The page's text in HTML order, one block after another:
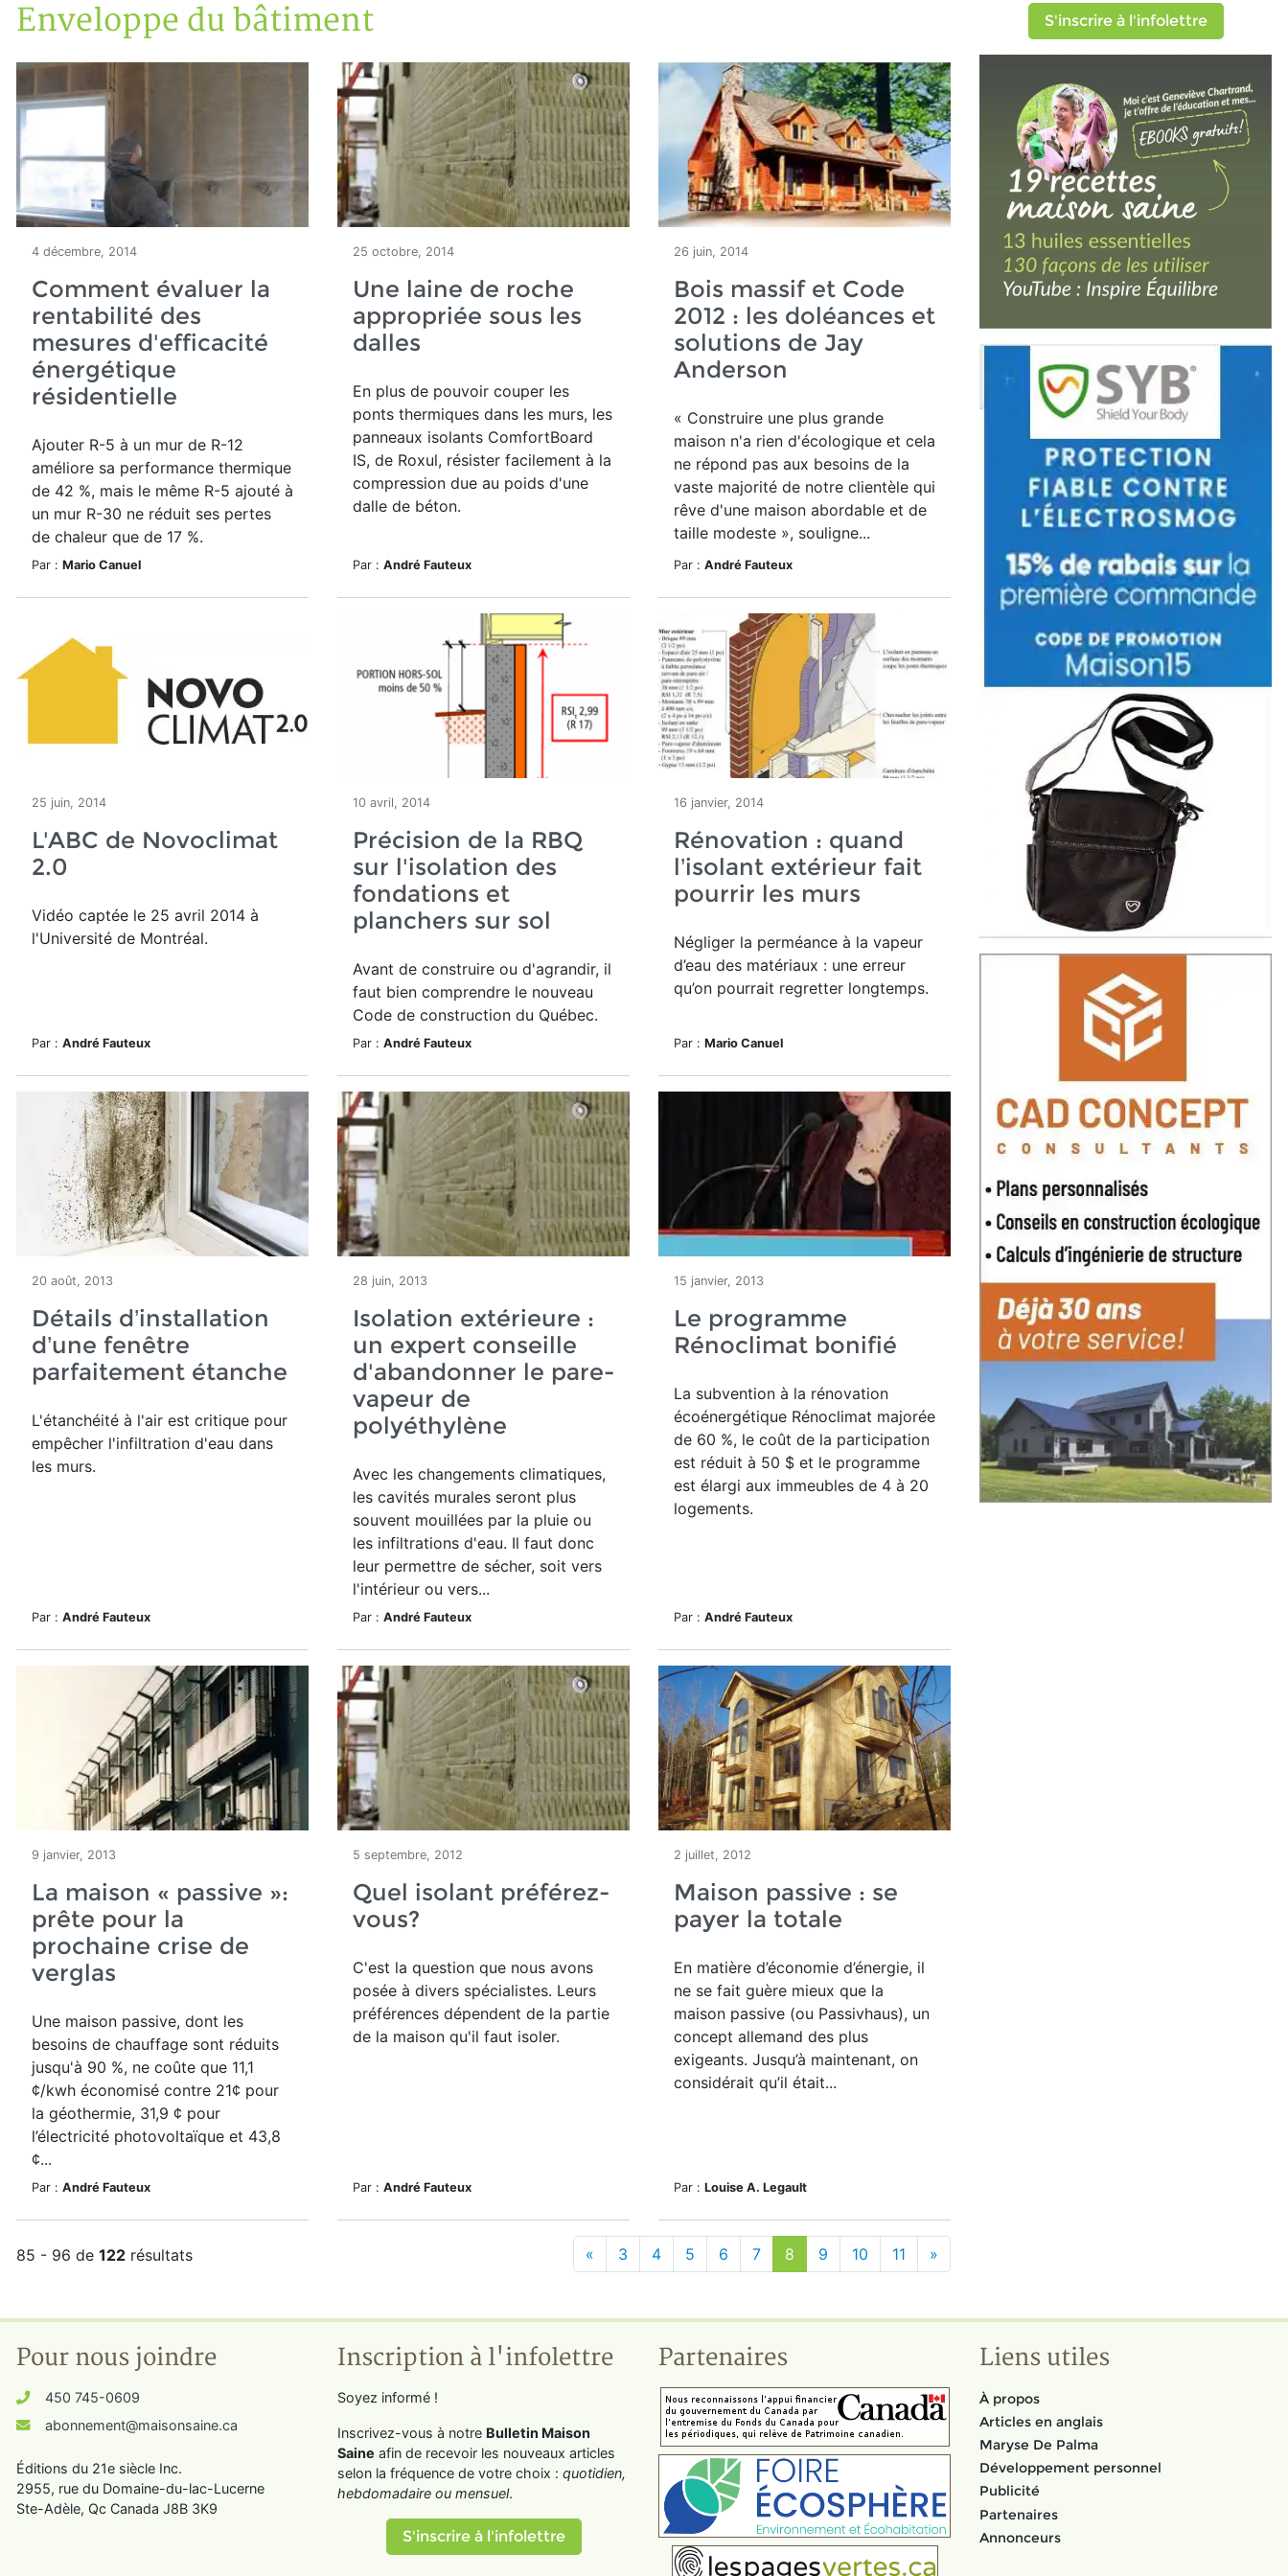
Accueil
Articles
Construction verte
Enveloppe du bâtiment
Enveloppe du bâtiment
4 décembre, 2014
Comment évaluer la
rentabilité des
mesures d'efficacité
énergétique
résidentielle
Ajouter R-5 à un mur de R-12
améliore sa performance thermique
de 42 %, mais le même R-5 ajouté à
un mur R-30 ne réduit ses pertes
de chaleur que de 17 %.
Par : Mario Canuel
25 octobre, 2014
Une laine de roche
appropriée sous les
dalles
En plus de pouvoir couper les
ponts thermiques dans les murs, les
panneaux isolants ComfortBoard
IS, de Roxul, résister facilement à la
compression due au poids d'une
dalle de béton.
Par : André Fauteux
26 juin, 2014
Bois massif et Code
2012 : les doléances et
solutions de Jay
Anderson
« Construire une plus grande
maison n'a rien d'écologique et cela
ne répond pas aux besoins de la
vaste majorité de notre clientèle qui
rêve d'une maison abordable et de
taille modeste », souligne...
Par : André Fauteux
25 juin, 2014
L'ABC de Novoclimat
2.0
Vidéo captée le 25 avril 2014 à
l'Université de Montréal.
Par : André Fauteux
10 avril, 2014
Précision de la RBQ
sur l'isolation des
fondations et
planchers sur sol
Avant de construire ou d'agrandir, il
faut bien comprendre le nouveau
Code de construction du Québec.
Par : André Fauteux
16 janvier, 2014
Rénovation : quand
l’isolant extérieur fait
pourrir les murs
Négliger la perméance à la vapeur
d’eau des matériaux : une erreur
qu’on pourrait regretter longtemps.
Par : Mario Canuel
20 août, 2013
Détails d’installation
d’une fenêtre
parfaitement étanche
L'étanchéité à l'air est critique pour
empêcher l'infiltration d'eau dans
les murs.
Par : André Fauteux
28 juin, 2013
Isolation extérieure :
un expert conseille
d'abandonner le pare-
vapeur de
polyéthylène
Avec les changements climatiques,
les cavités murales seront plus
souvent mouillées par la pluie ou
les infiltrations d'eau. Il faut donc
leur permettre de sécher, soit vers
l'intérieur ou vers...
Par : André Fauteux
15 janvier, 2013
Le programme
Rénoclimat bonifié
La subvention à la rénovation
écoénergétique Rénoclimat majorée
de 60 %, le coût de la participation
est réduit à 50 $ et le programme
est élargi aux immeubles de 4 à 20
logements.
Par : André Fauteux
9 janvier, 2013
La maison « passive »:
prête pour la
prochaine crise de
verglas
Une maison passive, dont les
besoins de chauffage sont réduits
jusqu'à 90 %, ne coûte que 11,1
¢/kwh économisé contre 21¢ pour
la géothermie, 31,9 ¢ pour
l’électricité photovoltaïque et 43,8
¢...
Par : André Fauteux
5 septembre, 2012
Quel isolant préférez-
vous?
C'est la question que nous avons
posée à divers spécialistes. Leurs
préférences dépendent de la partie
de la maison qu'il faut isoler.
Par : André Fauteux
2 juillet, 2012
Maison passive : se
payer la totale
En matière d’économie d’énergie, il
ne se fait guère mieux que la
maison passive (ou Passivhaus), un
concept allemand des plus
exigeants. Jusqu’à maintenant, on
considérait qu’il était...
Par : Louise A. Legault
85 - 96 de 122 résultats « 3 4 5 6 7 8 9 10 11 »
S'inscrire à l'infolettre
Pour nous joindre
450 745-0609
abonnement@maisonsaine.ca
Éditions du 21e siècle Inc.
2955, rue du Domaine-du-lac-Lucerne
Ste-Adèle, Qc Canada J8B 3K9
Inscription à l'infolettre
Soyez informé !
Inscrivez-vous à notre Bulletin Maison
Saine afin de recevoir les nouveaux articles
selon la fréquence de votre choix : quotidien,
hebdomadaire ou mensuel.
S'inscrire à l'infolettre
Partenaires Liens utiles
À propos
Articles en anglais
Maryse De Palma
Développement personnel
Publicité
Partenaires
Annonceurs